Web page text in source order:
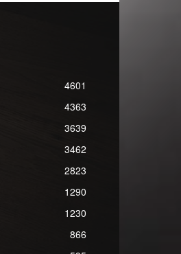
4601
4363
3639
3462
2823
1290
1230
866